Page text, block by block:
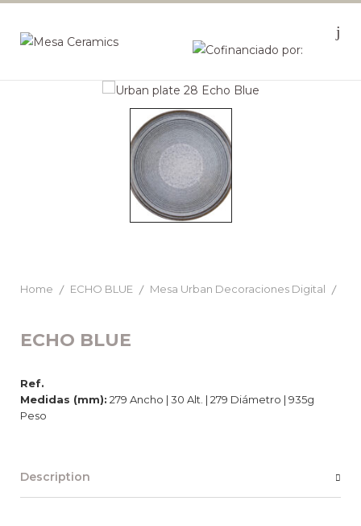
Home ECHO BLUE Mesa Urban Decoraciones Digital
ECHO BLUE
Ref.
Medidas (mm): 279 Ancho | 30 Alt. | 279 Diámetro | 935g
Peso
Description